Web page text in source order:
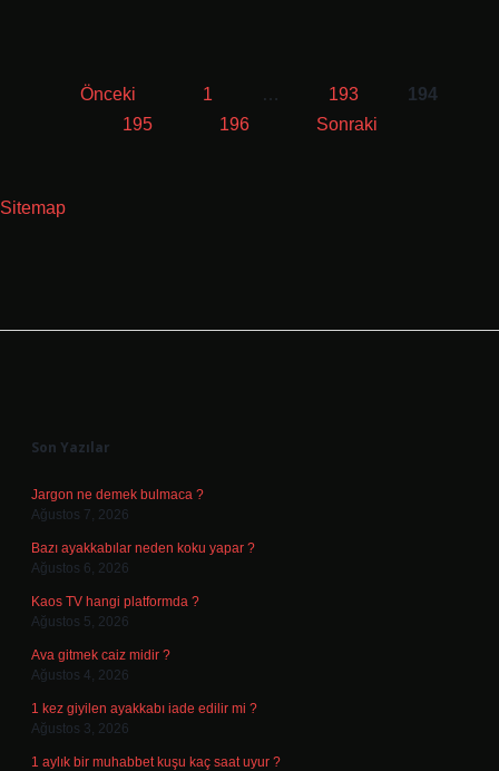
Yazı
sayfalaması
Önceki 1 … 193
194
195
196 Sonraki
Sitemap
Son Yazılar
Jargon ne demek bulmaca ?
Ağustos 7, 2026
Bazı ayakkabılar neden koku yapar ?
Ağustos 6, 2026
Kaos TV hangi platformda ?
Ağustos 5, 2026
Ava gitmek caiz midir ?
Ağustos 4, 2026
1 kez giyilen ayakkabı iade edilir mi ?
Ağustos 3, 2026
1 aylık bir muhabbet kuşu kaç saat uyur ?